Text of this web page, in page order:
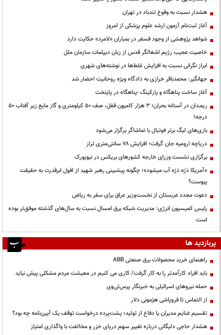
هشدار نسبت به وقوع تندباد در تهران
آغاز ثبت‌نام آزمون ارشد علوم پزشکی از امروز
شواهد پژوهشی از وجود فسفر در بمباران «لامرد» حکایت دارد
خاصیت عجیب رژیم اشغالگر قدس از زبان دیپلمات سازمان ملل
ابراز نگرانی نسبت به افزایش غلط‌ها در نوشته‌های شهری
جهانگیر: محمدباقر خرازی به دادگاه ویژه روحانیت احضار شد
آغاز ساخت پناهگاه و پارکینگ -پناهگاه در پایتخت
ریمـدان در آستانه بحران؛ ۳ هزار کامیون قفل، صف ۵۰ کیلومتری و گاز مایع زیر آفتاب ۵۰
درجه!
بازی‌های لیگ برتر فوتبال با تماشاگر برگزار می‌شود
دریاچه ارومیه جان گرفت؛ افزایش ۷۸ سانتی‌متری تراز
برگزاری نشست وزرای خارجه کشورهای بریکس در نیویورک
«آمریکا ذرّه ذرّه آب میشود»؛ چگونه پیشبینی رهبر شهید از افول ابرقدرت به حقیقت
پیوست؟
دعوت مجدد عربستان از نخست‌وزیر عراق برای سفر به ریاض
رئیس کمیسیون انرژی: مدیریت شبکه برق امسال نسبت به سال‌های گذشته موفق‌تر بوده
است
پربازدید ها
راهنمای خرید محصولات برق صنعتی ABB
باید افراد کارآمدتر را به کار گرفت/ کاری می کنیم در معیشت مردم مشکلی پیش نیاید
حمله نیروهای اسرائیلی به خبرنگار پرس‌تی‌وی
از التماس تا فروپاشی هژمونی دلار
تقسیم غنایم مدیران یا دفاع از تولید؛ پشت‌پرده درخواست توقف یک آیین‌نامه چه بود؟
هشدار حاجی دلیگانی درباره تغییر سهم دریای خزر و مخالفت با واگذاری امتیاز